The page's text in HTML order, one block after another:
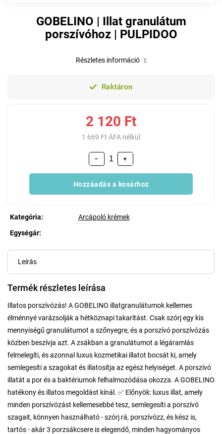
GOBELINO | Illat granulátum
porszívóhoz | PULPIDOO
Raktáron
2 120 Ft
1 669 Ft ÁFA nélkül
+
−
Hozzáadás a kosárhoz
Kategória:
Arcápoló krémek
Egységár:
Részletes információ
Leírás
Termék részletes leírása
Illatos porszívózás! A GOBELINO illatgranulátumok kellemes
élménnyé varázsolják a hétköznapi takarítást. Csak szórj egy kis
mennyiségű granulátumot a szőnyegre, és a porszívó porszívózás
közben beszívja azt. A zsákban a granulátumot a légáramlás
felmelegíti, és azonnal luxus kozmetikai illatot bocsát ki, amely
semlegesíti a szagokat és illatosítja az egész helyiséget. A porszívó
illatát a por és a baktériumok felhalmozódása okozza. A GOBELINO
hatékony és illatos megoldást kínál. ✅ Előnyök: luxus illat, amely
minden porszívózást kellemesebbé tesz, semlegesíti a porszívó
szagait, könnyen használható - szórj rá, porszívózz, és kész is,
tartós - akár 3 porzsákcsere is elegendő, minden hagyományos